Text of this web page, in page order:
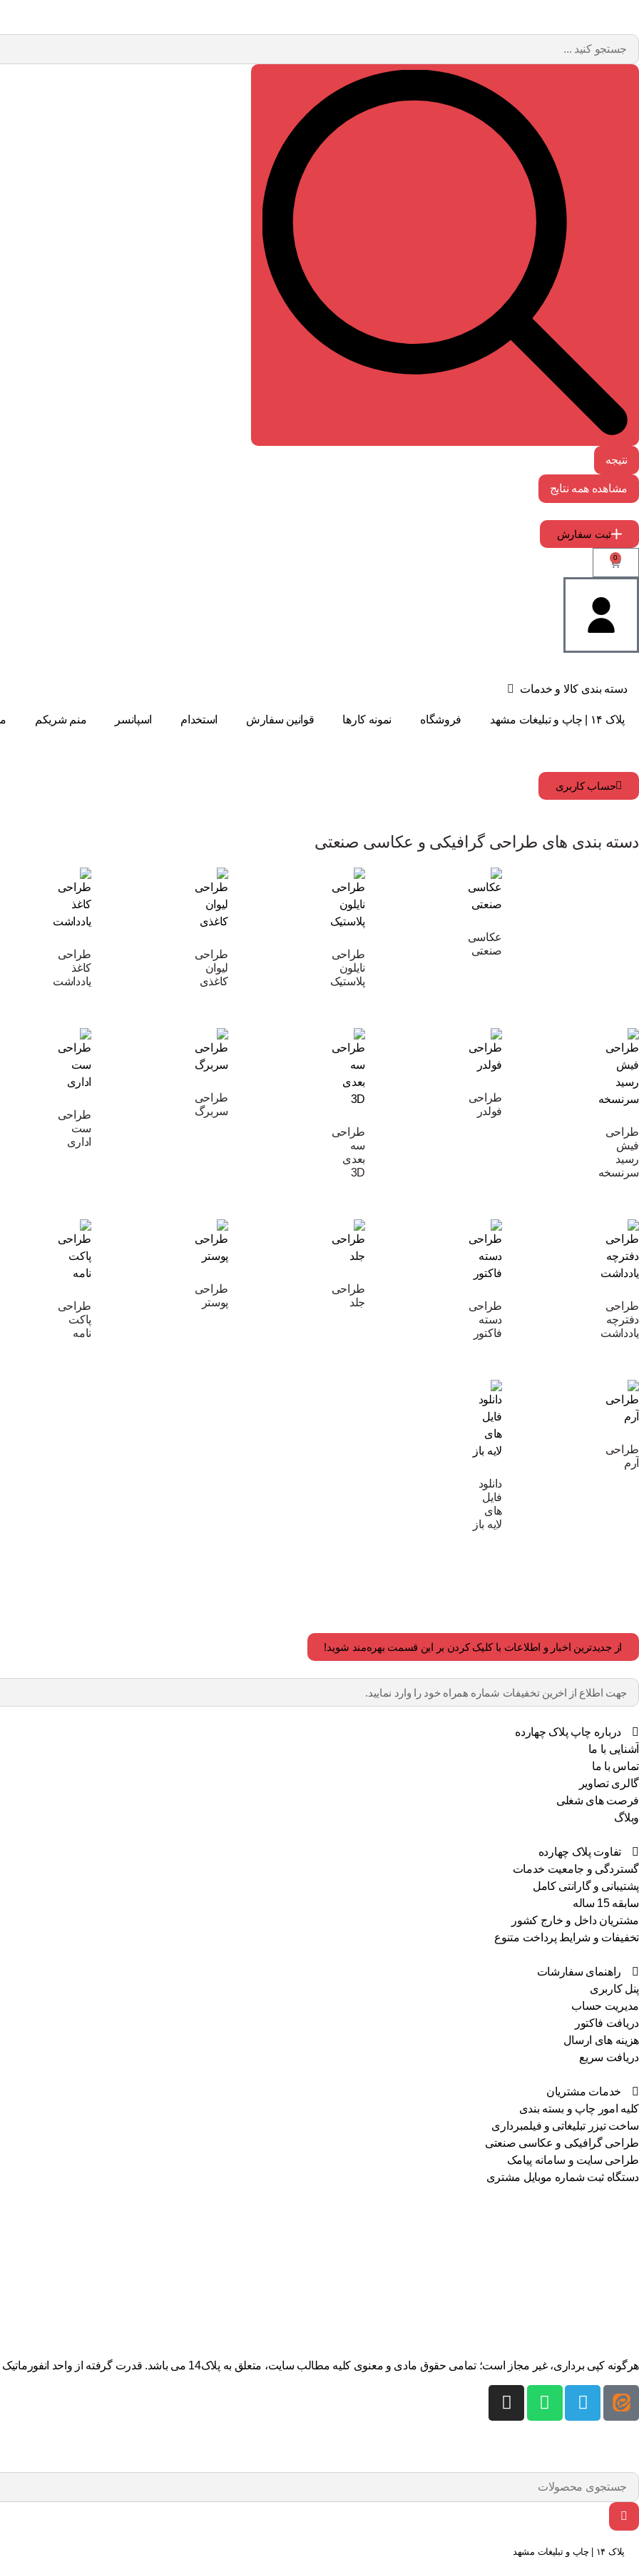
نتیجه
مشاهده همه نتایج
ثبت سفارش
0
دسته بندی کالا و خدمات
پلاک ۱۴ | چاپ و تبلیغات مشهد فروشگاه نمونه کارها قوانین سفارش استخدام اسپانسر منم شریکم
حساب کاربری
دسته بندی های طراحی گرافیکی و عکاسی صنعتی
عکاسی
صنعتی
طراحی
نایلون
پلاستیک
طراحی
لیوان
کاغذی
طراحی
کاغذ
یادداشت
طراحی
فیش
رسید
سرنسخه
طراحی
فولدر
طراحی
سه
بعدی
3D
طراحی
سربرگ
طراحی
ست
اداری
طراحی
دفترچه
یادداشت
طراحی
دسته
فاکتور
طراحی
جلد
طراحی
پوستر
طراحی
پاکت
نامه
طراحی
آرم
دانلود
فایل
های
لایه باز
از جدیدترین اخبار و اطلاعات با کلیک کردن بر این قسمت بهره‌مند شوید!
درباره چاپ پلاک چهارده
آشنایی با ما
تماس با ما
گالری تصاویر
فرصت های شغلی
وبلاگ
تفاوت پلاک چهارده
گستردگی و جامعیت خدمات
پشتیبانی و گارانتی کامل
سابقه 15 ساله
مشتریان داخل و خارج کشور
تخفیفات و شرایط پرداخت متنوع
راهنمای سفارشات
پنل کاربری
مدیریت حساب
دریافت فاکتور
هزینه های ارسال
دریافت سریع
خدمات مشتریان
کلیه امور چاپ و بسته بندی
ساخت تیزر تبلیغاتی و فیلمبرداری
طراحی گرافیکی و عکاسی صنعتی
طراحی سایت و سامانه پیامک
دستگاه ثبت شماره موبایل مشتری
هرگونه کپی برداری، غیر مجاز است؛ تمامی حقوق مادی و معنوی کلیه مطالب سایت، متعلق به پلاک14 می باشد. قدرت گرفته از واحد انفورماتیک “پلاک چهارده”
پلاک ۱۴ | چاپ و تبلیغات مشهد